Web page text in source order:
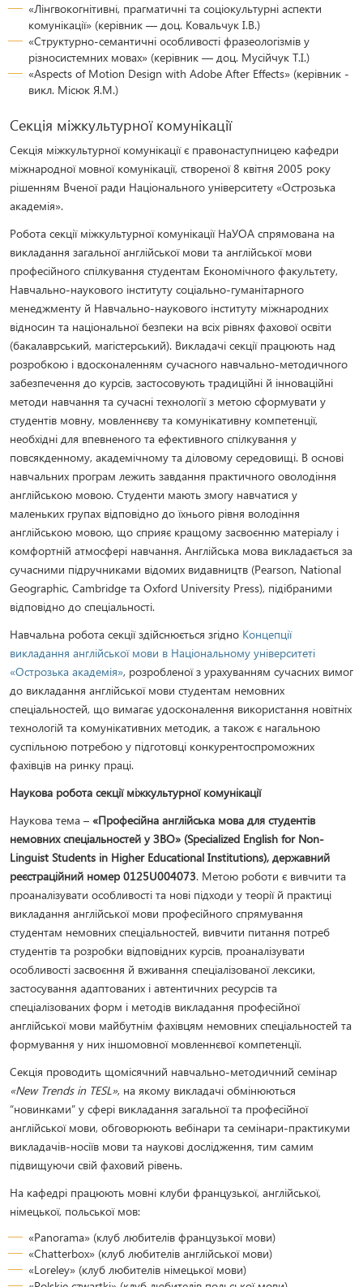
«Лінгвокогнітивні, прагматичні та соціокультурні аспекти
комунікації» (керівник — доц. Ковальчук І.В.)
«Структурно-семантичні особливості фразеологізмів у
різносистемних мовах» (керівник — доц. Мусійчук Т.І.)
«Aspects of Motion Design with Adobe After Effects» (керівник -
викл. Місюк Я.М.)
Секція міжкультурної комунікації
Секція міжкультурної комунікації є правонаступницею кафедри
міжнародної мовної комунікації, створеної 8 квітня 2005 року
рішенням Вченої ради Національного університету «Острозька
академія».
Робота секції міжкультурної комунікації НаУОА спрямована на
викладання загальної англійської мови та англійської мови
професійного спілкування студентам Економічного факультету,
Навчально-наукового інституту соціально-гуманітарного
менеджменту й Навчально-наукового інституту міжнародних
відносин та національної безпеки на всіх рівнях фахової освіти
(бакалаврський, магістерський). Викладачі секції працюють над
розробкою і вдосконаленням сучасного навчально-методичного
забезпечення до курсів, застосовують традиційні й інноваційні
методи навчання та сучасні технології з метою сформувати у
студентів мовну, мовленнєву та комунікативну компетенції,
необхідні для впевненого та ефективного спілкування у
повсякденному, академічному та діловому середовищі. В основі
навчальних програм лежить завдання практичного оволодіння
англійською мовою. Студенти мають змогу навчатися у
маленьких групах відповідно до їхнього рівня володіння
англійською мовою, що сприяє кращому засвоєнню матеріалу і
комфортній атмосфері навчання. Англійська мова викладається за
сучасними підручниками відомих видавництв (Pearson, National
Geographic, Cambridge та Oxford University Press), підібраними
відповідно до спеціальності.
Навчальна робота секції здійснюється згідно Концепції
викладання англійської мови в Національному університеті
«Острозька академія», розробленої з урахуванням сучасних вимог
до викладання англійської мови студентам немовних
спеціальностей, що вимагає удосконалення використання новітніх
технологій та комунікативних методик, а також є нагальною
суспільною потребою у підготовці конкурентоспроможних
фахівців на ринку праці.
Наукова робота секції міжкультурної комунікації
Наукова тема – «Професійна англійська мова для студентів
немовних спеціальностей у ЗВО» (Specialized English for Non-
Linguist Students in Higher Educational Institutions), державний
реєстраційний номер 0125U004073. Метою роботи є вивчити та
проаналізувати особливості та нові підходи у теорії й практиці
викладання англійської мови професійного спрямування
студентам немовних спеціальностей, вивчити питання потреб
студентів та розробки відповідних курсів, проаналізувати
особливості засвоєння й вживання спеціалізованої лексики,
застосування адаптованих і автентичних ресурсів та
спеціалізованих форм і методів викладання професійної
англійської мови майбутнім фахівцям немовних спеціальностей та
формування у них іншомовної мовленнєвої компетенції.
Секція проводить щомісячний навчально-методичний семінар
«New Trends in TESL», на якому викладачі обмінюються
“новинками” у сфері викладання загальної та професійної
англійської мови, обговорюють вебінари та семінари-практикуми
викладачів-носіїв мови та наукові дослідження, тим самим
підвищуючи свій фаховий рівень.
На кафедрі працюють мовні клуби французької, англійської,
німецької, польської мов:
«Panorama» (клуб любителів французької мови)
«Chatterbox» (клуб любителів англійської мови)
«Loreley» (клуб любителів німецької мови)